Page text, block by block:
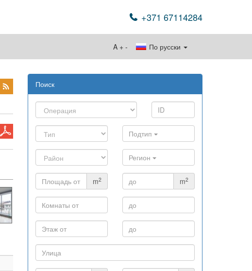
+371 67114284
По русски
A + -
Поиск
Подтип
Регион
m2 m2